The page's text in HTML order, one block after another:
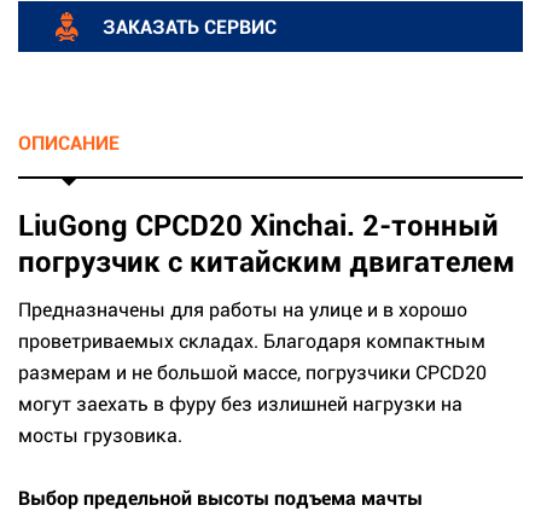
ЗАКАЗАТЬ СЕРВИС
ОПИСАНИЕ
LiuGong CPCD20 Xinchai. 2-тонный
погрузчик с китайским двигателем
Предназначены для работы на улице и в хорошо
проветриваемых складах. Благодаря компактным
размерам и не большой массе, погрузчики CPCD20
могут заехать в фуру без излишней нагрузки на
мосты грузовика.
Выбор предельной высоты подъема мачты